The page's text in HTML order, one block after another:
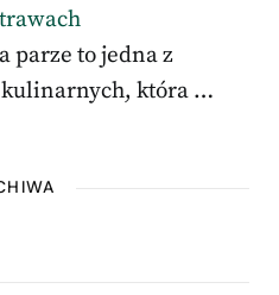
parze to jedna z
która …